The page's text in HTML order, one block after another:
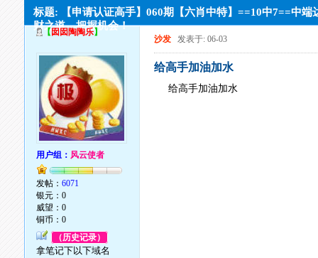
标题: 【申请认证高手】060期【六肖中特】==10中7==中端
财之道，把握机会！
【囡囡陶陶乐】
用户组： 风云使者
发帖：6071
银元：0
威望：0
铜币：0
（历史记录）
拿笔记下以下域名
沙发 发表于: 06-03
给高手加油加水
给高手加油加水